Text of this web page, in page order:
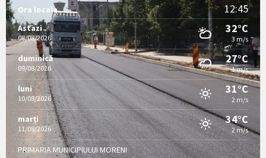
Ora locala 12:45
Astazi
08/08/2026
32°C
3 m/s
duminică
09/08/2026
27°C
1 m/s
luni
10/08/2026
31°C
2 m/s
marți
11/08/2026
34°C
2 m/s
PRIMARIA MUNICIPIULUI MORENI